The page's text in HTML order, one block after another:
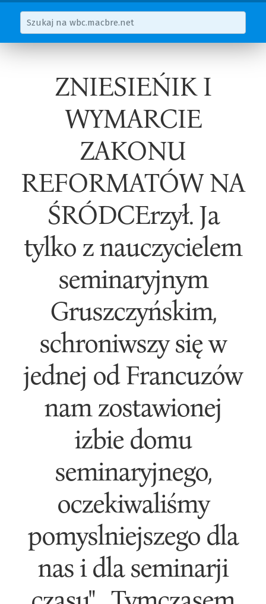
ZNIESIEŃIK I
WYMARCIE
ZAKONU
REFORMATÓW NA
ŚRÓDCErzył. Ja
tylko z nauczycielem
seminaryjnym
Gruszczyńskim,
schroniwszy się w
jednej od Francuzów
nam zostawionej
izbie domu
seminaryjnego,
oczekiwaliśmy
pomyslniejszego dla
nas i dla seminarji